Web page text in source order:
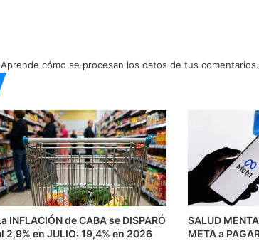
Aprende cómo se procesan los datos de tus comentarios.
INFLACIÓN de CABA se DISPARÓ
2,9% en JULIO: 19,4% en 2026
SALUD
META a